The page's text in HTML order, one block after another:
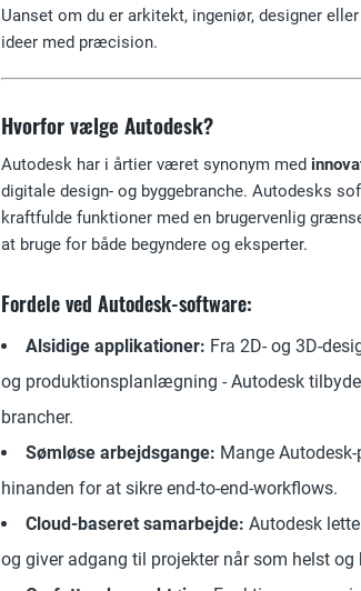
Uanset om du er arkitekt, ingeniør, designer
ideer med præcision.
Hvorfor vælge Autodesk?
Autodesk har i årtier været synonym med
digitale design- og byggebranche. Autodesks
kraftfulde funktioner med en brugervenlig
at bruge for både begyndere og eksperter.
Fordele ved Autodesk-software:
Alsidige applikationer: Fra 2D- og 3D-
og produktionsplanlægning - Autodesk
brancher.
Sømløse arbejdsgange: Mange
hinanden for at sikre end-to-end-workflows.
Cloud-baseret samarbejde: Autodesk
og giver adgang til projekter når som helst og